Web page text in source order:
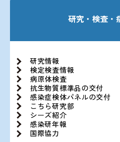
研究・検査・
研究情報
検定検査情報
病原体検査
抗生物質標準品の交付
感染症検体パネルの交付
こちら研究部
シーズ紹介
感染研年報
国際協力